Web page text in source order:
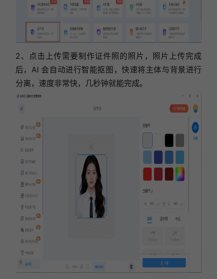
2、点击上传需要制作证件照的照片，照片上传完成
后，AI 会自动进行智能抠图，快速将主体与背景进行
分离，速度非常快，几秒钟就能完成。